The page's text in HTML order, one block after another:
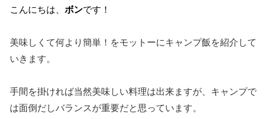
こんにちは、 ボンです！
美味しくて何より簡単！をモットーにキャンプ飯を紹介して
いきます。
手間を掛ければ当然美味しい料理は出来ますが、キャンプで
は面倒だしバランスが重要だと思っています。